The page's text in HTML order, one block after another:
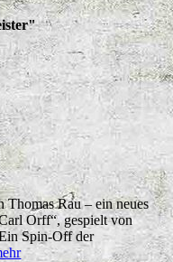
Thomas Rau – ein neues
Orff“, gespielt von
Spin-Off der